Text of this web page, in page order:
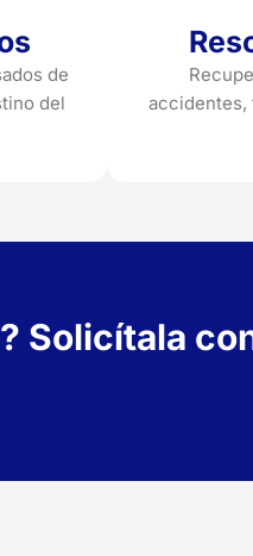
de
del
accidentes,
Solicítala